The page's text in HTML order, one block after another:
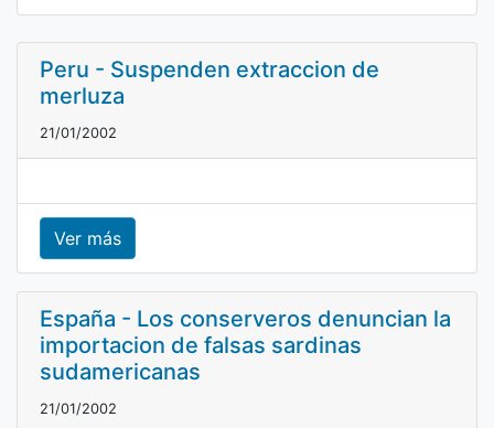
Peru - Suspenden extraccion de
merluza
21/01/2002
Ver más
España - Los conserveros denuncian la
importacion de falsas sardinas
sudamericanas
21/01/2002